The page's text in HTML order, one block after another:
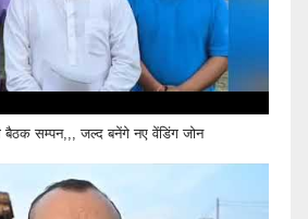
बैठक सम्पन,,, जल्द बनेंगे नए वेंडिंग जोन